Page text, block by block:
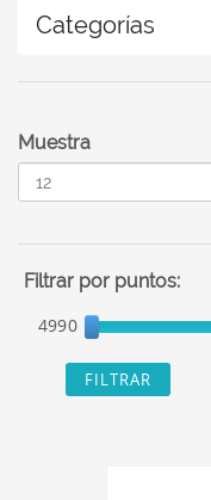
Categorías
Muestra
Filtrar por puntos:
4990
FILTRAR